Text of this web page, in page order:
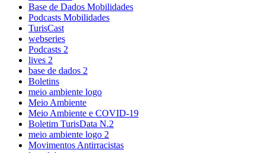
Base de Dados Mobilidades
Podcasts Mobilidades
TurisCast
webseries
Podcasts 2
lives 2
base de dados 2
Boletins
meio ambiente logo
Meio Ambiente
Meio Ambiente e COVID-19
Boletim TurisData N.2
meio ambiente logo 2
Movimentos Antirracistas